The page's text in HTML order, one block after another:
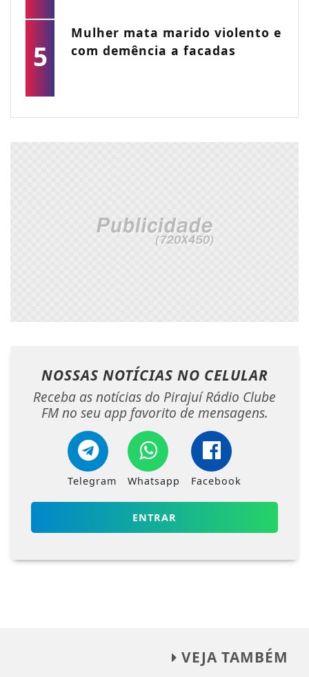
5
Mulher mata marido violento e
com demência a facadas
NOSSAS NOTÍCIAS NO CELULAR
Receba as notícias do Pirajuí Rádio Clube
FM no seu app favorito de mensagens.
Telegram Whatsapp Facebook
ENTRAR
VEJA TAMBÉM